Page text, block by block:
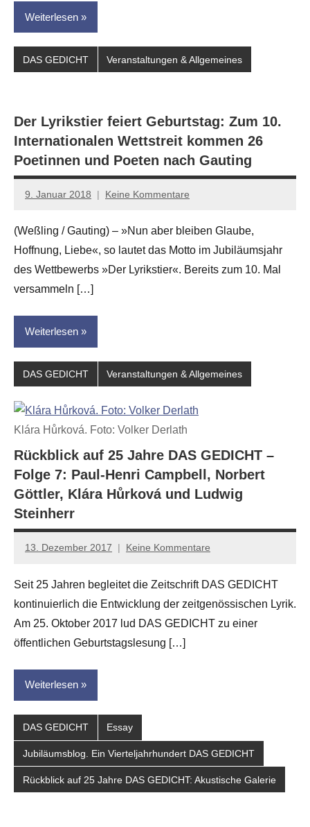
Weiterlesen
DAS GEDICHT Veranstaltungen & Allgemeines
Der Lyrikstier feiert Geburtstag: Zum 10.
Internationalen Wettstreit kommen 26
Poetinnen und Poeten nach Gauting
9. Januar 2018
Anton
Leitner
Keine Kommentare
(Weßling / Gauting) – »Nun aber bleiben Glaube,
Hoffnung, Liebe«, so lautet das Motto im Jubiläumsjahr
des Wettbewerbs »Der Lyrikstier«. Bereits zum 10. Mal
versammeln […]
Weiterlesen
DAS GEDICHT Veranstaltungen & Allgemeines
Klára Hůrková. Foto: Volker Derlath
Rückblick auf 25 Jahre DAS GEDICHT –
Folge 7: Paul-Henri Campbell, Norbert
Göttler, Klára Hůrková und Ludwig
Steinherr
13. Dezember 2017
Anton
Leitner
Keine Kommentare
Seit 25 Jahren begleitet die Zeitschrift DAS GEDICHT
kontinuierlich die Entwicklung der zeitgenössischen Lyrik.
Am 25. Oktober 2017 lud DAS GEDICHT zu einer
öffentlichen Geburtstagslesung […]
Weiterlesen
DAS GEDICHT Essay
Jubiläumsblog. Ein Vierteljahrhundert DAS GEDICHT
Rückblick auf 25 Jahre DAS GEDICHT: Akustische Galerie